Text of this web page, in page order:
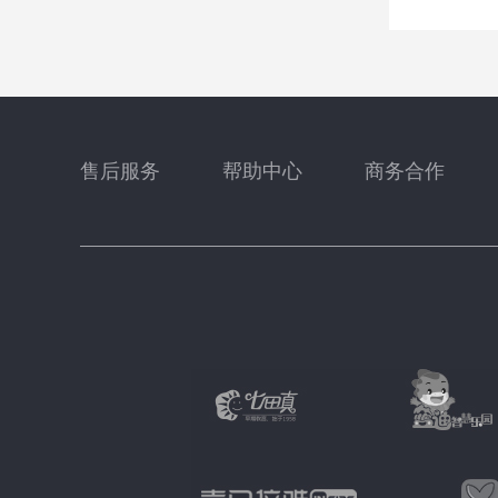
售后服务 帮助中心 商务合作